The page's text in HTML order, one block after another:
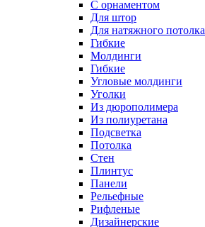
С орнаментом
Для штор
Для натяжного потолка
Гибкие
Молдинги
Гибкие
Угловые молдинги
Уголки
Из дюрополимера
Из полиуретана
Подсветка
Потолка
Стен
Плинтус
Панели
Рельефные
Рифленые
Дизайнерские